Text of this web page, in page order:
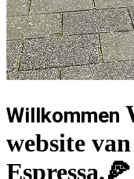
Willkommen
website
Espressa.🍕